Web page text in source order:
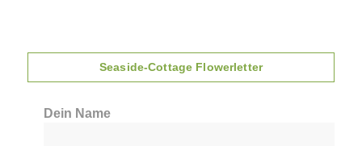
Seaside-Cottage Flowerletter
Dein Name